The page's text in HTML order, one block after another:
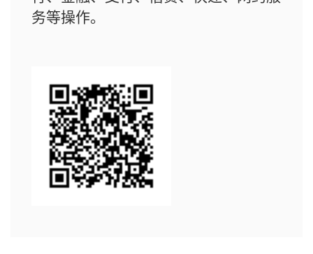
务等操作。